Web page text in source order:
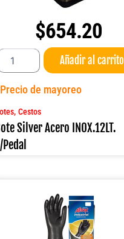
$654.20
Silver
Añadir al carrito
de mayoreo
,Cestos
Silver Acero INOX.12LT.
Pedal